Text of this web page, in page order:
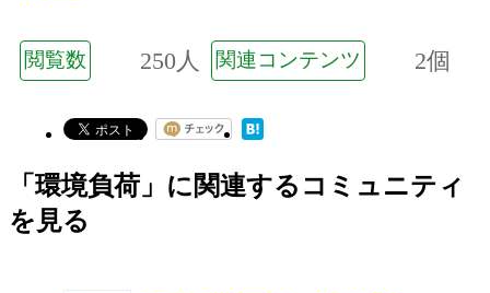
閲覧数 250人 関連コンテンツ 2個
「環境負荷」に関連するコミュニティ
を見る